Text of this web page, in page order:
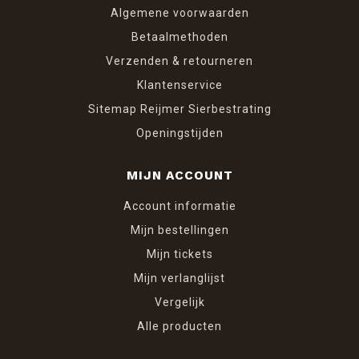
Algemene voorwaarden
Betaalmethoden
Verzenden & retourneren
Klantenservice
Sitemap Reijmer Sierbestrating
Openingstijden
MIJN ACCOUNT
Account informatie
Mijn bestellingen
Mijn tickets
Mijn verlanglijst
Vergelijk
Alle producten